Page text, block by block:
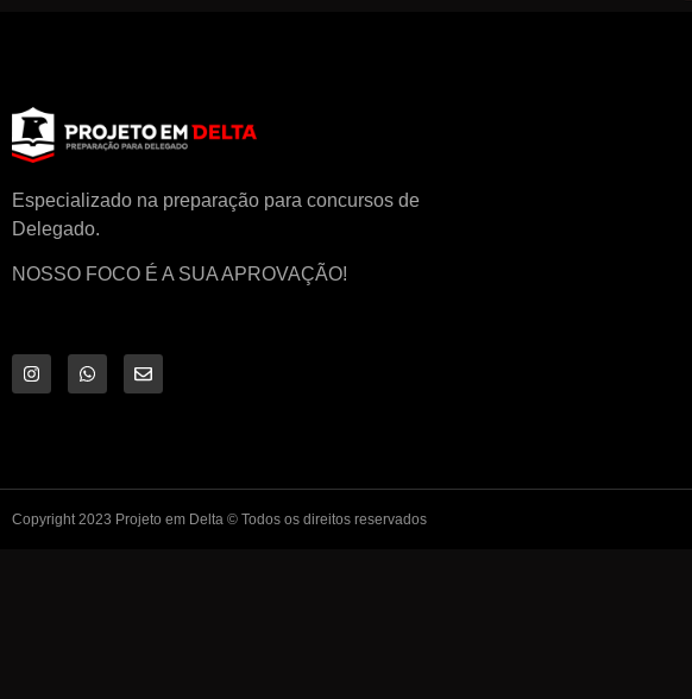
Especializado na preparação para concursos de
Delegado.
NOSSO FOCO É A SUA APROVAÇÃO!
Copyright 2023 Projeto em Delta © Todos os direitos reservados